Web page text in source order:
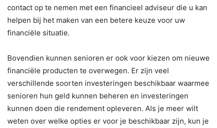
contact op te nemen met een financieel adviseur die u kan
helpen bij het maken van een betere keuze voor uw
financiële situatie.
Bovendien kunnen senioren er ook voor kiezen om nieuwe
financiële producten te overwegen. Er zijn veel
verschillende soorten investeringen beschikbaar waarmee
senioren hun geld kunnen beheren en investeringen
kunnen doen die rendement opleveren. Als je meer wilt
weten over welke opties er voor je beschikbaar zijn, kun je